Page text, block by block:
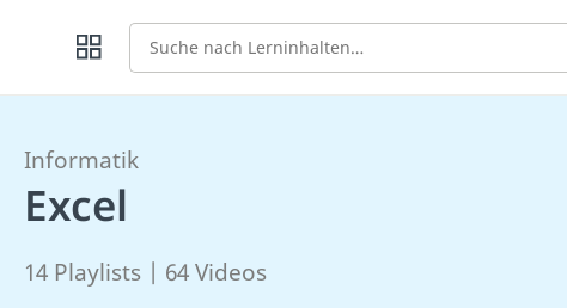
Suche
Informatik
Excel
14 Playlists | 64 Videos